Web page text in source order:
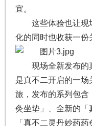
宜。
这些体验也让现
化的同时也收获一份
现场全新发布的
是真不二开启的一场
旅，发布的系列包含
灸坐垫」、全新的「
「真不二灵丹妙药